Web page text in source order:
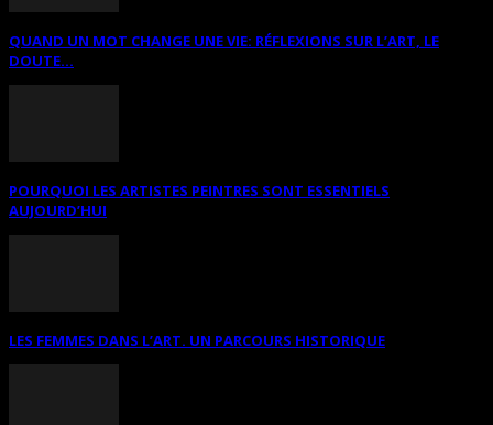
QUAND UN MOT CHANGE UNE VIE: RÉFLEXIONS SUR L’ART, LE
DOUTE...
POURQUOI LES ARTISTES PEINTRES SONT ESSENTIELS
AUJOURD’HUI
LES FEMMES DANS L’ART. UN PARCOURS HISTORIQUE